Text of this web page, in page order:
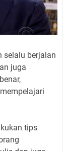
selalu berjalan
juga
tips